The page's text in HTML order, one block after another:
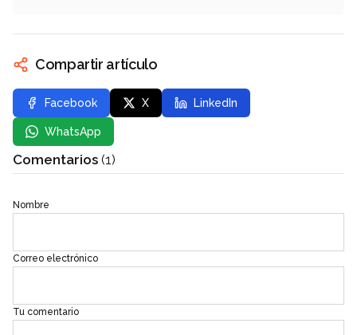
Compartir artículo
Facebook X LinkedIn
WhatsApp
Comentarios (1)
Nombre
Correo electrónico
Tu comentario